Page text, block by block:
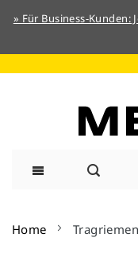
» Für Business-Kunden:
Inhalt
Home